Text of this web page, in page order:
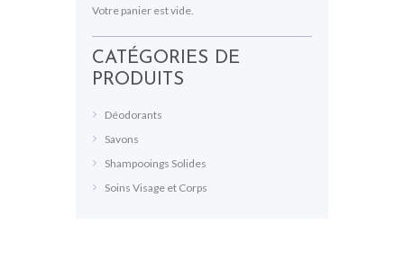
Votre panier est vide.
CATÉGORIES DE
PRODUITS
Déodorants
Savons
Shampooings Solides
Soins Visage et Corps